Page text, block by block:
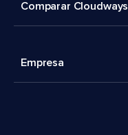
Comparar Cloudways
Empresa